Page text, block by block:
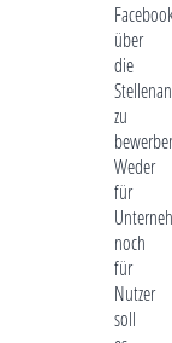
über
die
zu
Weder
für
noch
für
Nutzer
soll